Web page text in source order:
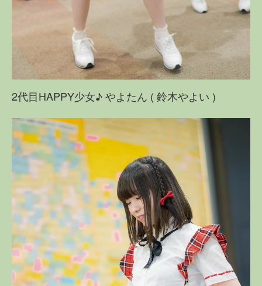
2代目HAPPY少女♪ やよたん ( 鈴木やよい )